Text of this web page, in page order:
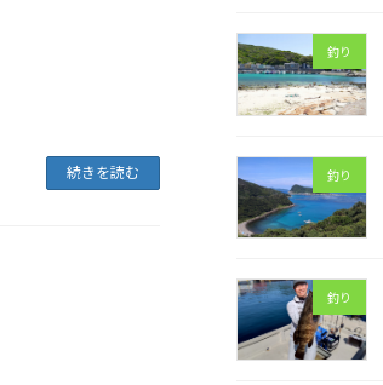
続きを読む
釣り
釣り
釣り